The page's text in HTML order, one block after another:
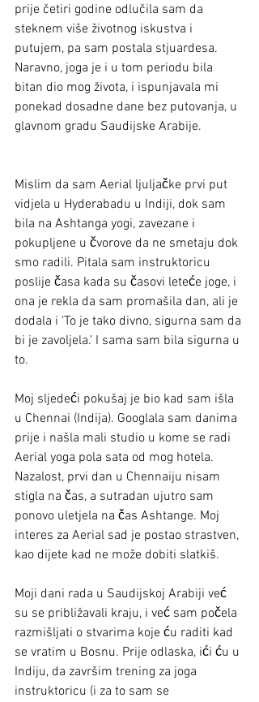
prije četiri godine odlučila sam da
steknem više životnog iskustva i
putujem, pa sam postala stjuardesa.
Naravno, joga je i u tom periodu bila
bitan dio mog života, i ispunjavala mi
ponekad dosadne dane bez putovanja, u
glavnom gradu Saudijske Arabije.
Mislim da sam Aerial ljuljačke prvi put
vidjela u Hyderabadu u Indiji, dok sam
bila na Ashtanga yogi, zavezane i
pokupljene u čvorove da ne smetaju dok
smo radili. Pitala sam instruktoricu
poslije časa kada su časovi leteće joge, i
ona je rekla da sam promašila dan, ali je
dodala i ‘To je tako divno, sigurna sam da
bi je zavoljela.’ I sama sam bila sigurna u
to.
Moj sljedeći pokušaj je bio kad sam išla
u Chennai (Indija). Googlala sam danima
prije i našla mali studio u kome se radi
Aerial yoga pola sata od mog hotela.
Nazalost, prvi dan u Chennaiju nisam
stigla na čas, a sutradan ujutro sam
ponovo uletjela na čas Ashtange. Moj
interes za Aerial sad je postao strastven,
kao dijete kad ne može dobiti slatkiš.
Moji dani rada u Saudijskoj Arabiji već
su se približavali kraju, i već sam počela
razmišljati o stvarima koje ću raditi kad
se vratim u Bosnu. Prije odlaska, ići ću u
Indiju, da završim trening za joga
instruktoricu (i za to sam se